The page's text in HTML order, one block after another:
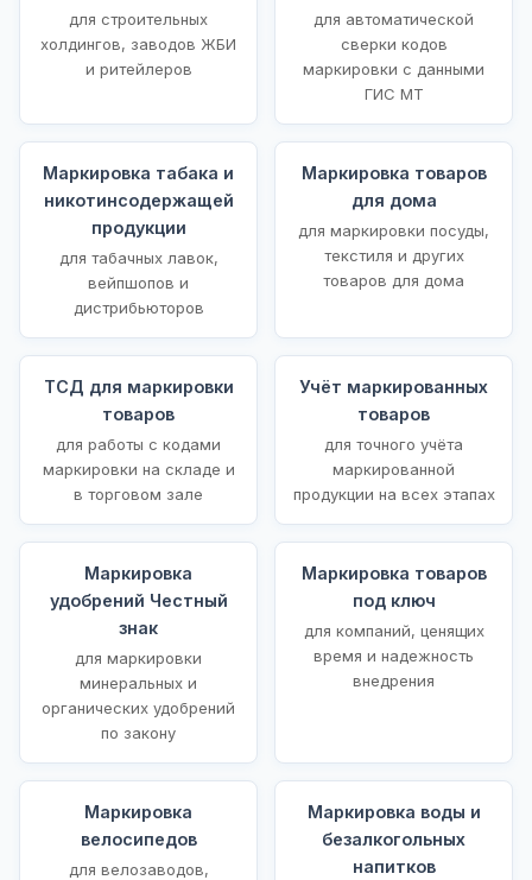
для строительных
холдингов, заводов ЖБИ
и ритейлеров
для автоматической
сверки кодов
маркировки с данными
ГИС МТ
Маркировка табака и
никотинсодержащей
продукции
для табачных лавок,
вейпшопов и
дистрибьюторов
Маркировка товаров
для дома
для маркировки посуды,
текстиля и других
товаров для дома
ТСД для маркировки
товаров
для работы с кодами
маркировки на складе и
в торговом зале
Учёт маркированных
товаров
для точного учёта
маркированной
продукции на всех этапах
Маркировка
удобрений Честный
знак
для маркировки
минеральных и
органических удобрений
по закону
Маркировка товаров
под ключ
для компаний, ценящих
время и надежность
внедрения
Маркировка
велосипедов
для велозаводов,
Маркировка воды и
безалкогольных
напитков